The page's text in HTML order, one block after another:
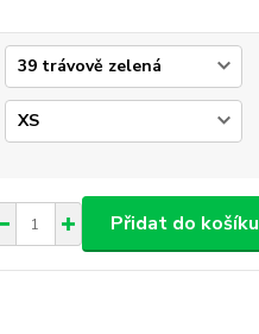
Přidat do košíku